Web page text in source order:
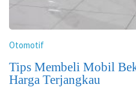
Otomotif
Tips Membeli Mobil
Harga Terjangkau